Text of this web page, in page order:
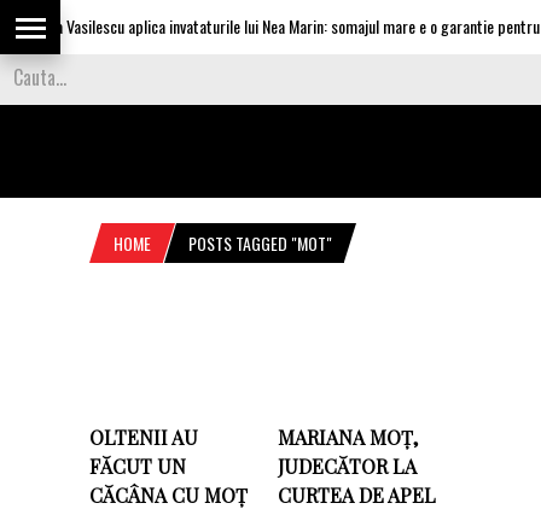
Olguta Vasilescu aplica invataturile lui Nea Marin: somajul mare e o garantie pentru
HOME POSTS TAGGED "MOT"
OLTENII AU
FĂCUT UN
CĂCÂNA CU MOȚ
MARIANA MOȚ,
JUDECĂTOR LA
CURTEA DE APEL